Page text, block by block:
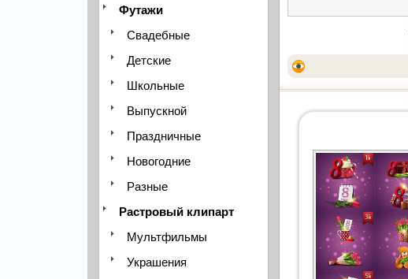
Футажи
Свадебные
Детские
Школьные
Выпускной
Праздничные
Новогодние
Разные
Растровый клипарт
Мультфильмы
Украшения